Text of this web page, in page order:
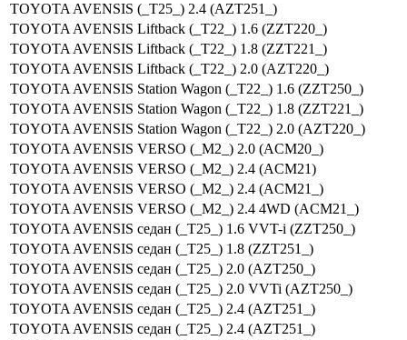
TOYOTA AVENSIS (_T25_) 2.4 (AZT251_)
TOYOTA AVENSIS Liftback (_T22_) 1.6 (ZZT220_)
TOYOTA AVENSIS Liftback (_T22_) 1.8 (ZZT221_)
TOYOTA AVENSIS Liftback (_T22_) 2.0 (AZT220_)
TOYOTA AVENSIS Station Wagon (_T22_) 1.6 (ZZT250_)
TOYOTA AVENSIS Station Wagon (_T22_) 1.8 (ZZT221_)
TOYOTA AVENSIS Station Wagon (_T22_) 2.0 (AZT220_)
TOYOTA AVENSIS VERSO (_M2_) 2.0 (ACM20_)
TOYOTA AVENSIS VERSO (_M2_) 2.4 (ACM21)
TOYOTA AVENSIS VERSO (_M2_) 2.4 (ACM21_)
TOYOTA AVENSIS VERSO (_M2_) 2.4 4WD (ACM21_)
TOYOTA AVENSIS седан (_T25_) 1.6 VVT-i (ZZT250_)
TOYOTA AVENSIS седан (_T25_) 1.8 (ZZT251_)
TOYOTA AVENSIS седан (_T25_) 2.0 (AZT250_)
TOYOTA AVENSIS седан (_T25_) 2.0 VVTi (AZT250_)
TOYOTA AVENSIS седан (_T25_) 2.4 (AZT251_)
TOYOTA AVENSIS седан (_T25_) 2.4 (AZT251_)